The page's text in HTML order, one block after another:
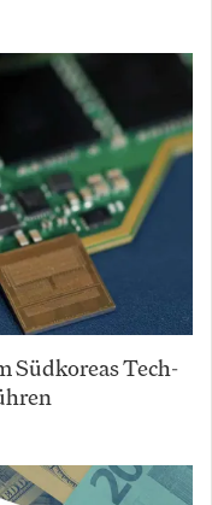
Südkoreas Tech-